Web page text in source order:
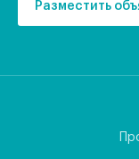
Разместить